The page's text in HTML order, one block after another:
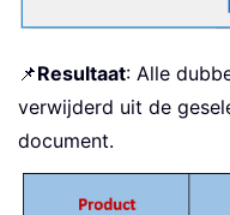
📌Resultaat: Alle
verwijderd uit de
document.